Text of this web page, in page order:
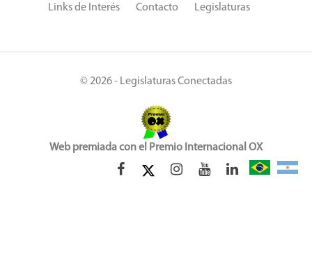
Links de Interés Contacto Legislaturas
© 2026 - Legislaturas Conectadas
Web premiada con el Premio Internacional OX